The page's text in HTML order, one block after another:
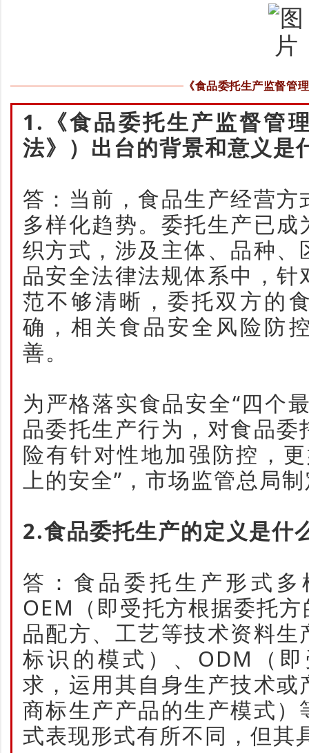
《食品委托生产监督管
1.《食品委托生产监督管
法》）出台的背景和意义是
答：当前，食品生产经营
多样化趋势。委托生产已
织方式，涉及主体、品种
品安全法律法规体系中，
范不够清晰，委托双方的
确，相关食品安全风险防
善。
为严格落实食品安全“四个
品委托生产行为，对食品
险有针对性地加强防控，
上的安全”，市场监管总局
2.食品委托生产的定义是什
答：食品委托生产形式
OEM（即受托方根据委托
品配方、工艺等技术资料
标识的模式）、ODM（
求，运用其自身生产技术
商标生产产品的生产模式
式表现形式有所不同，但其